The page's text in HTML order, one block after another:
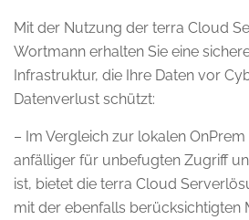
Mit der Nutzung der terra Cloud
Wortmann erhalten Sie eine
Infrastruktur, die Ihre Daten vor
Datenverlust schützt:
– Im Vergleich zur lokalen
anfälliger für unbefugten Zugriff
ist, bietet die terra Cloud
mit der ebenfalls berücksichtigten